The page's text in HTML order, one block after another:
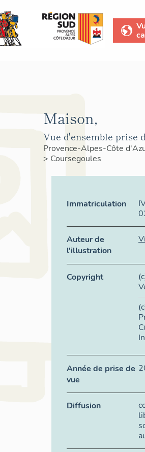
Maison,
Vue d'ensemble prise
Provence-Alpes-Côte
> Coursegoules
Immatriculation
Auteur de
l'illustration
Copyright
Année de prise de
vue
Diffusion